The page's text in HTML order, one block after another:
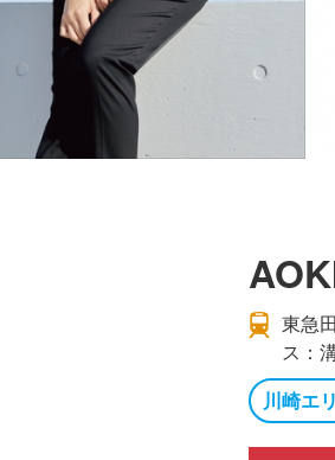
東急
ス：
川崎エ